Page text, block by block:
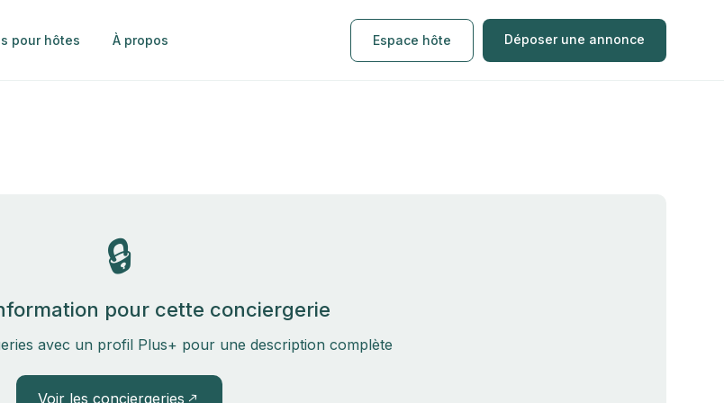
pour hôtes À propos Espace hôte Déposer une annonce
🔒
pour cette conciergerie
avec un profil Plus+ pour une description complète
Voir les conciergeries